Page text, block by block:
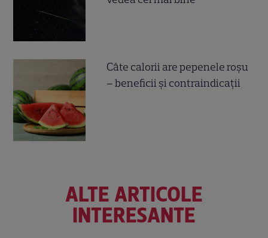
Câte calorii are pepenele roșu
– beneficii și contraindicații
ALTE ARTICOLE
INTERESANTE